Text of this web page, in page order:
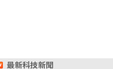
最新科技新聞